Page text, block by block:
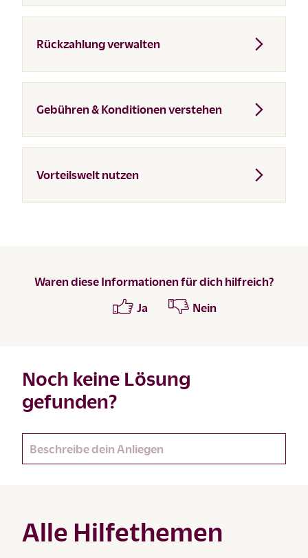
Rückzahlung verwalten
Gebühren & Konditionen verstehen
Vorteilswelt nutzen
Waren diese Informationen für dich hilfreich?
Ja
Nein
Noch keine Lösung
gefunden?
Alle Hilfethemen